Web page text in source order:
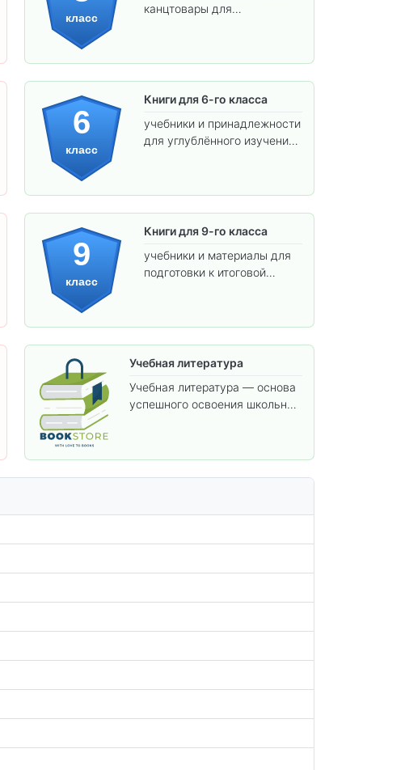
класс
канцтовары для
6
класс
Книги для 6-го класса
учебники и принадлежности
для углублённого изучения
9
класс
Книги для 9-го класса
учебники и материалы для
подготовки к итоговой
Учебная литература
Учебная литература — основа
успешного освоения школьной
предметам.